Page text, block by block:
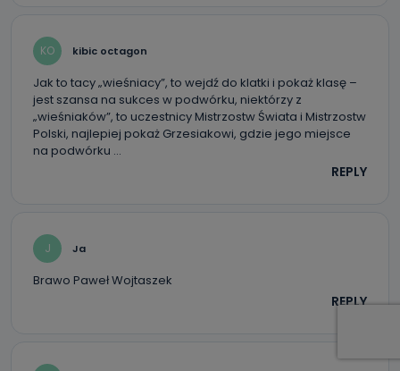
KO kibic octagon
Jak to tacy „wieśniacy”, to wejdź do klatki i pokaż klasę –
jest szansa na sukces w podwórku, niektórzy z
„wieśniaków”, to uczestnicy Mistrzostw Świata i Mistrzostw
Polski, najlepiej pokaż Grzesiakowi, gdzie jego miejsce
na podwórku …
REPLY
J Ja
Brawo Paweł Wojtaszek
REPLY